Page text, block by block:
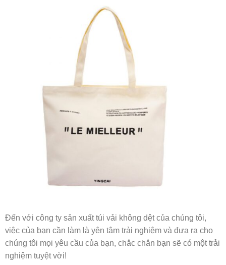
Đến với công ty sản xuất túi vải không dệt của chúng tôi,
việc của bạn cần làm là yên tâm trải nghiệm và đưa ra cho
chúng tôi mọi yêu cầu của bạn, chắc chắn bạn sẽ có một trải
nghiệm tuyệt vời!